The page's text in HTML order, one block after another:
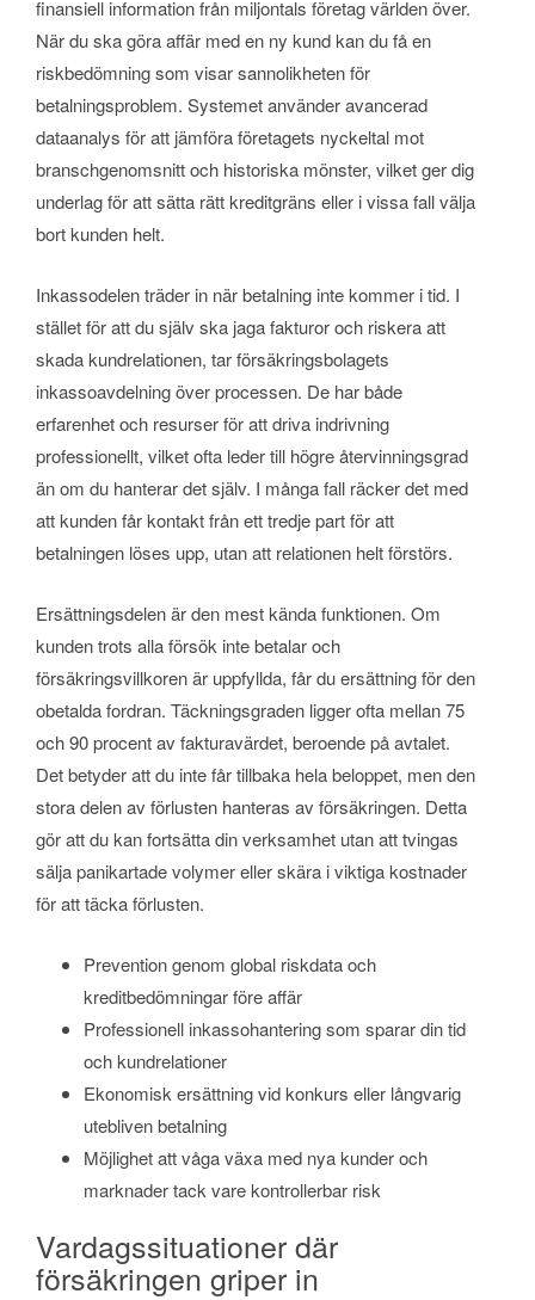
finansiell information från miljontals företag världen över.
När du ska göra affär med en ny kund kan du få en
riskbedömning som visar sannolikheten för
betalningsproblem. Systemet använder avancerad
dataanalys för att jämföra företagets nyckeltal mot
branschgenomsnitt och historiska mönster, vilket ger dig
underlag för att sätta rätt kreditgräns eller i vissa fall välja
bort kunden helt.
Inkassodelen träder in när betalning inte kommer i tid. I
stället för att du själv ska jaga fakturor och riskera att
skada kundrelationen, tar försäkringsbolagets
inkassoavdelning över processen. De har både
erfarenhet och resurser för att driva indrivning
professionellt, vilket ofta leder till högre återvinningsgrad
än om du hanterar det själv. I många fall räcker det med
att kunden får kontakt från ett tredje part för att
betalningen löses upp, utan att relationen helt förstörs.
Ersättningsdelen är den mest kända funktionen. Om
kunden trots alla försök inte betalar och
försäkringsvillkoren är uppfyllda, får du ersättning för den
obetalda fordran. Täckningsgraden ligger ofta mellan 75
och 90 procent av fakturavärdet, beroende på avtalet.
Det betyder att du inte får tillbaka hela beloppet, men den
stora delen av förlusten hanteras av försäkringen. Detta
gör att du kan fortsätta din verksamhet utan att tvingas
sälja panikartade volymer eller skära i viktiga kostnader
för att täcka förlusten.
Prevention genom global riskdata och
kreditbedömningar före affär
Professionell inkassohantering som sparar din tid
och kundrelationer
Ekonomisk ersättning vid konkurs eller långvarig
utebliven betalning
Möjlighet att våga växa med nya kunder och
marknader tack vare kontrollerbar risk
Vardagssituationer där
försäkringen griper in